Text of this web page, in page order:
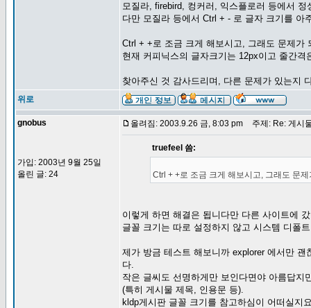
모질라, firebird, 컹커러, 익스플로러 등에서 정
다만 모질라 등에서 Ctrl + - 로 글자 크기를 아
Ctrl + +로 조금 크게 해보시고, 그래도 문제가
현재 커피닉스의 글자크기는 12px이고 줄간격
찾아주신 것 감사드리며, 다른 문제가 있는지
위로
gnobus
가입: 2003년 9월 25일
올린 글: 24
올려짐: 2003.9.26 금, 8:03 pm 주제: Re: 게시
truefeel 씀:
Ctrl + +로 조금 크게 해보시고, 그래도 문
이렇게 하면 해결은 됩니다만 다른 사이트에
글꼴 크기는 따로 설정하지 않고 시스템 디폴
제가 방금 테스트 해보니까 explorer 에서만
다.
작은 글씨도 선명하게만 보인다면야 아름답지
(특히 게시물 제목, 인용문 등).
kldp게시판 글꼴 크기를 참고하심이 어떠실지